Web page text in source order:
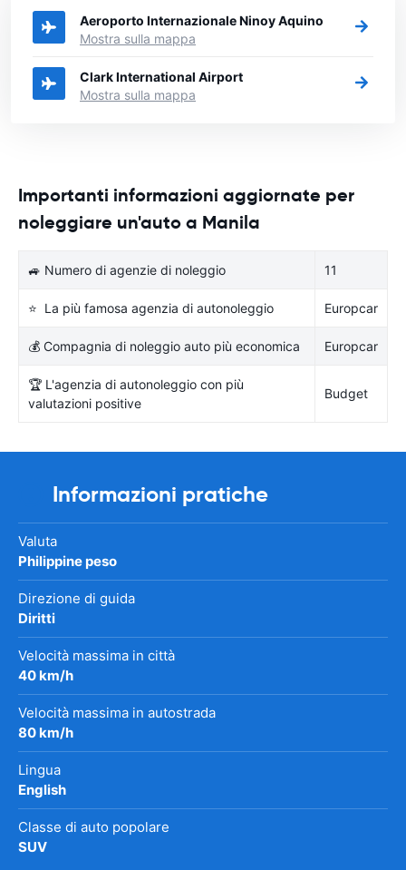
Aeroporto Internazionale Ninoy Aquino
Mostra sulla mappa
Clark International Airport
Mostra sulla mappa
Importanti informazioni aggiornate per
noleggiare un'auto a Manila
🚙 Numero di agenzie di noleggio 11
⭐ La più famosa agenzia di autonoleggio Europcar
💰 Compagnia di noleggio auto più economica Europcar
🏆 L'agenzia di autonoleggio con più
valutazioni positive
Budget
Informazioni pratiche
Valuta
Philippine peso
Direzione di guida
Diritti
Velocità massima in città
40 km/h
Velocità massima in autostrada
80 km/h
Lingua
English
Classe di auto popolare
SUV